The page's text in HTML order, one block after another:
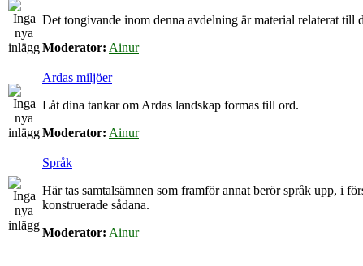
Det tongivande inom denna avdelning är material relaterat
Moderator: Ainur
Ardas miljöer
Låt dina tankar om Ardas landskap formas till ord.
Moderator: Ainur
Språk
Här tas samtalsämnen som framför annat berör språk upp, i
konstruerade sådana.
Moderator: Ainur